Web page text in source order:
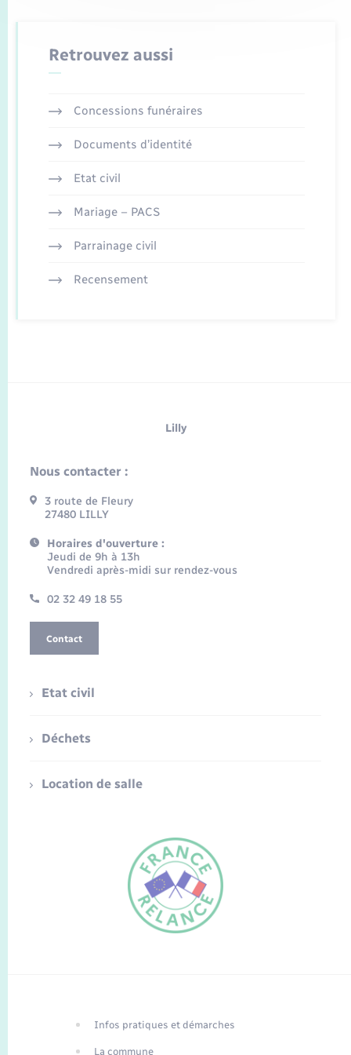
Traduction du
Retrouvez aussi
Concessions funéraires
Documents d’identité
Etat civil
Mariage – PACS
Parrainage civil
Recensement
Lilly
Nous contacter :
3 route de Fleury
27480 LILLY
Horaires d'ouverture :
Jeudi de 9h à 13h
Vendredi après-midi sur rendez-vous
02 32 49 18 55
Contact
Etat civil
Déchets
Location de salle
Infos pratiques et démarches
La commune